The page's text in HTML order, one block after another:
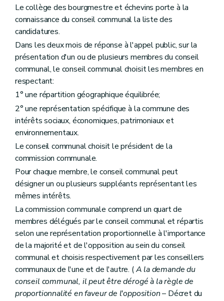
Chapitre II De la revitalisation urbaine
Art. 172
Chapitre III
Art. 173
Chapitre IV Des zones d'initiatives privilégiées
Art. 174
Titre II
Des dispositions particulières
Chapitre premier Du droit de préemption
Art. 175
Art. 176
Art. 177
Art. 178
Art. 179
Art. 180
De l'expropriation pour cause d'utilité publique
Art. 181
Chapitre III Des sites d'intérêt régional et de l'assainissement des paysages
Art. 182
Chapitre IV
Du fonds d'aménagement opérationnel
Art. 183
Chapitre V
Art. 184
Livre III Dispositions relatives au patrimoine
Titre premier Généralités
Chapitre premier Intégration du patrimoine dans le cadre de vie de la société contemporaine
Art. 185
Art. 186
Chapitre II
Définitions
Art. 187
Chapitre III Missions, structures et fonctionnement de la Commission
Art. 188
Le collège des bourgmestre et échevins porte à la
connaissance du conseil communal la liste des
candidatures.
Dans les deux mois de réponse à l'appel public, sur la
présentation d'un ou de plusieurs membres du conseil
communal, le conseil communal choisit les membres en
respectant:
1° une répartition géographique équilibrée;
2° une représentation spécifique à la commune des
intérêts sociaux, économiques, patrimoniaux et
environnementaux.
Le conseil communal choisit le président de la
commission communale.
Pour chaque membre, le conseil communal peut
désigner un ou plusieurs suppléants représentant les
mêmes intérêts.
La commission communale comprend un quart de
membres délégués par le conseil communal et répartis
selon une représentation proportionnelle à l'importance
de la majorité et de l'opposition au sein du conseil
communal et choisis respectivement par les conseillers
communaux de l'une et de l'autre. (A la demande du
conseil communal, il peut être dérogé à la règle de
proportionnalité en faveur de l'opposition– Décret du